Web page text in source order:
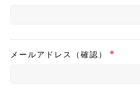
メールアドレス（確認） ※